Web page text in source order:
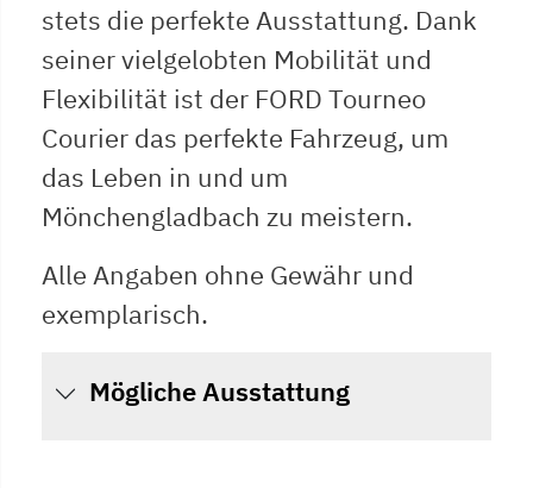
stets die perfekte Ausstattung. Dank
seiner vielgelobten Mobilität und
Flexibilität ist der FORD Tourneo
Courier das perfekte Fahrzeug, um
das Leben in und um
Mönchengladbach zu meistern.
Alle Angaben ohne Gewähr und
exemplarisch.
Mögliche Ausstattung